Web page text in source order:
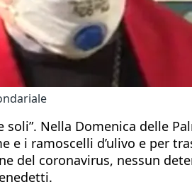
Nella Domenica delle
e i ramoscelli d’ulivo e per
del coronavirus, nessun